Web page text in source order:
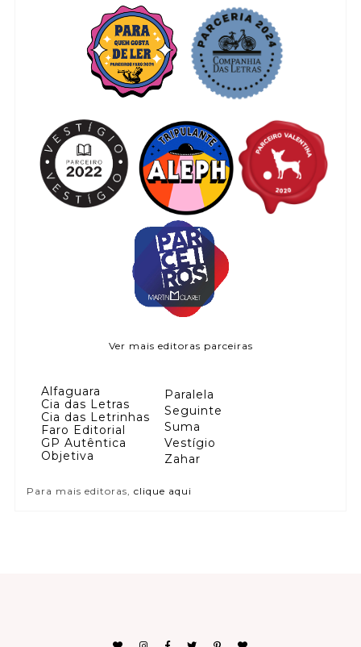
Ver mais editoras parceiras
Alfaguara
Cia das Letras
Cia das Letrinhas
Faro Editorial
GP Autêntica
Objetiva
Paralela
Seguinte
Suma
Vestígio
Zahar
Para mais editoras, clique aqui